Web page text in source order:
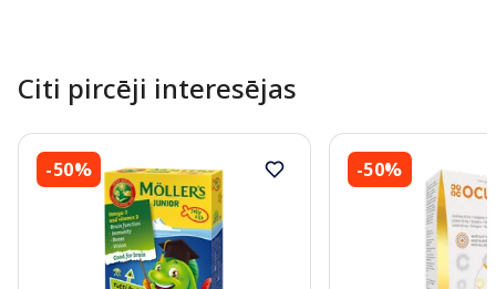
Citi pircēji interesējas
-50% -50%